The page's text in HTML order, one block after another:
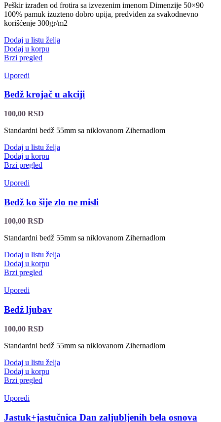
Peškir izrađen od frotira sa izvezenim imenom Dimenzije 50×90
100% pamuk izuzteno dobro upija, predviđen za svakodnevno
korišćenje 300gr/m2
Dodaj u listu želja
Dodaj u korpu
Brzi pregled
Uporedi
Bedž krojač u akciji
100,00 RSD
Standardni bedž 55mm sa niklovanom Zihernadlom
Dodaj u listu želja
Dodaj u korpu
Brzi pregled
Uporedi
Bedž ko šije zlo ne misli
100,00 RSD
Standardni bedž 55mm sa niklovanom Zihernadlom
Dodaj u listu želja
Dodaj u korpu
Brzi pregled
Uporedi
Bedž ljubav
100,00 RSD
Standardni bedž 55mm sa niklovanom Zihernadlom
Dodaj u listu želja
Dodaj u korpu
Brzi pregled
Uporedi
Jastuk+jastučnica Dan zaljubljenih bela osnova